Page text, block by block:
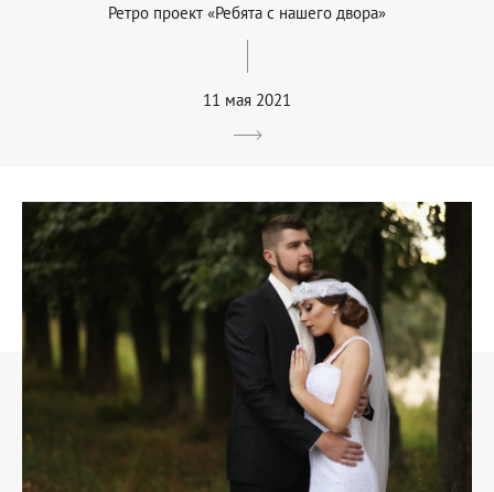
Ретро проект «Ребята с нашего двора»
11 мая 2021